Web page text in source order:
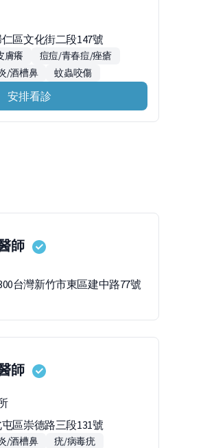
區文化街二段147號
膚癢
痘痘/青春痘/痤瘡
/酒槽鼻
蚊蟲咬傷
安排看診
師
台灣新竹市東區建中路77號
師
區崇德路三段131號
/酒槽鼻
疣/病毒疣